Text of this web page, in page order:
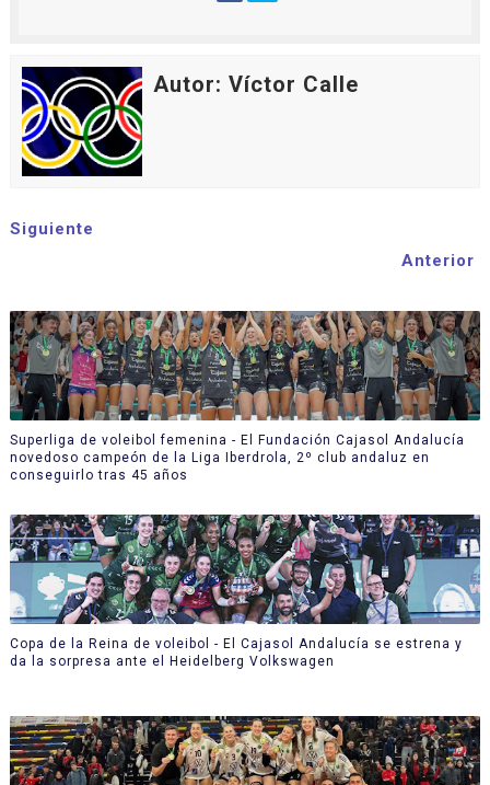
Autor: Víctor Calle
Siguiente
Anterior
Superliga de voleibol femenina - El Fundación Cajasol Andalucía
novedoso campeón de la Liga Iberdrola, 2º club andaluz en
conseguirlo tras 45 años
Copa de la Reina de voleibol - El Cajasol Andalucía se estrena y
da la sorpresa ante el Heidelberg Volkswagen